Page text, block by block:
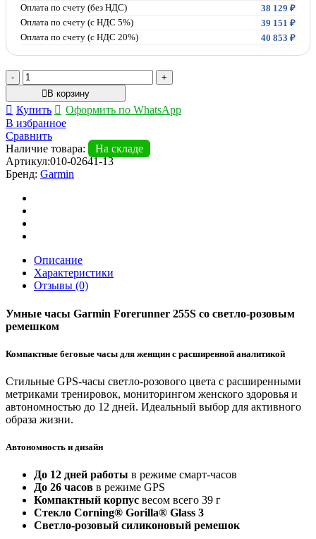
Оплата по счету (без НДС)
38 129 ₽
Оплата по счету (с НДС 5%)
39 151 ₽
Оплата по счету (с НДС 20%)
40 853 ₽
Количество
товара
Умные
часы
Garmin
Forerunner
255S
со
светло-
ремешком
В корзину
Купить
Оформить по WhatsApp
В избранное
Сравнить
Наличие товара:
На складе
Артикул:010-02641-13
Бренд: Garmin
Описание
Характеристики
Отзывы (0)
Умные часы Garmin Forerunner 255S со светло-розовым
ремешком
Компактные беговые часы для женщин с расширенной аналитикой
Стильные GPS-часы светло-розового цвета с расширенными
метриками тренировок, мониторингом женского здоровья и
автономностью до 12 дней. Идеальный выбор для активного
образа жизни.
Автономность и дизайн
До 12 дней работы в режиме смарт-часов
До 26 часов в режиме GPS
Компактный корпус весом всего 39 г
Стекло Corning® Gorilla® Glass 3
Светло-розовый силиконовый ремешок